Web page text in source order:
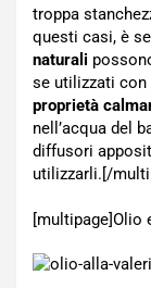
troppa
questi casi, è
naturali
se utilizzati con
proprietà
nell’acqua del
diffusori
utilizzarli.[/
[multipage]Olio